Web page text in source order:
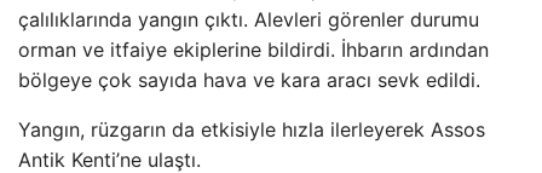
çalılıklarında yangın çıktı. Alevleri görenler durumu
orman ve itfaiye ekiplerine bildirdi. İhbarın ardından
bölgeye çok sayıda hava ve kara aracı sevk edildi.
Yangın, rüzgarın da etkisiyle hızla ilerleyerek Assos
Antik Kenti’ne ulaştı.